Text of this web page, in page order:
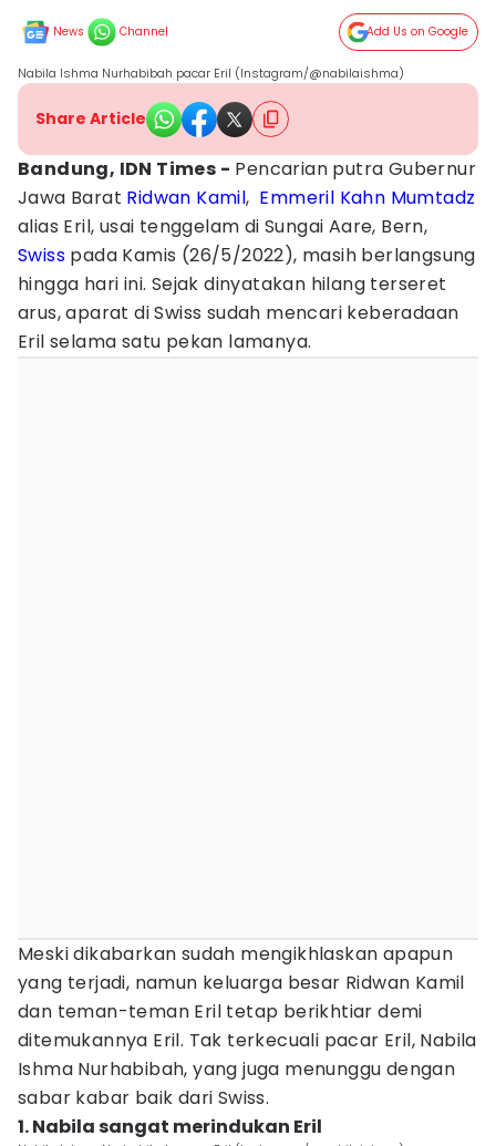
News Channel Add Us on Google
Nabila Ishma Nurhabibah pacar Eril (Instagram/@nabilaishma)
Share Article
Bandung, IDN Times - Pencarian putra Gubernur
Jawa Barat Ridwan Kamil, Emmeril Kahn Mumtadz
alias Eril, usai tenggelam di Sungai Aare, Bern,
Swiss pada Kamis (26/5/2022), masih berlangsung
hingga hari ini. Sejak dinyatakan hilang terseret
arus, aparat di Swiss sudah mencari keberadaan
Eril selama satu pekan lamanya.
Meski dikabarkan sudah mengikhlaskan apapun
yang terjadi, namun keluarga besar Ridwan Kamil
dan teman-teman Eril tetap berikhtiar demi
ditemukannya Eril. Tak terkecuali pacar Eril, Nabila
Ishma Nurhabibah, yang juga menunggu dengan
sabar kabar baik dari Swiss.
1. Nabila sangat merindukan Eril